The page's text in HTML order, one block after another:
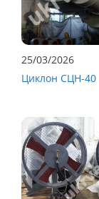
25/03/2026
Циклон СЦН-40